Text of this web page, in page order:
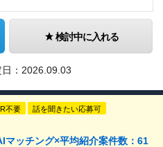
検討中に入れる
： 2026.09.03
不要 話を聞きたい応募可
マッチング×平均紹介案件数：61